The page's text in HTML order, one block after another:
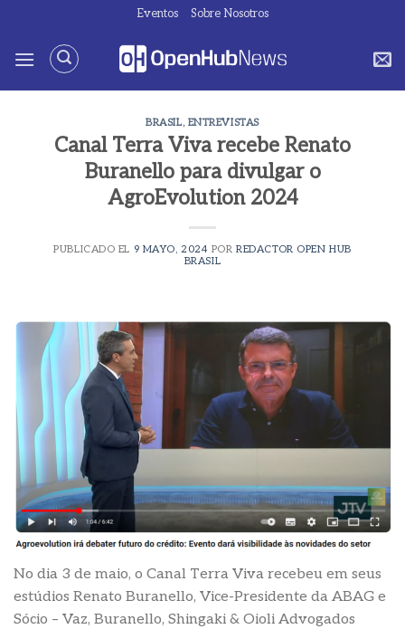
contenido
Eventos Sobre Nosotros
BRASIL, ENTREVISTAS
Canal Terra Viva recebe Renato
Buranello para divulgar o
AgroEvolution 2024
PUBLICADO EL 9 MAYO, 2024 PORREDACTOR OPEN HUB
BRASIL
No dia 3 de maio, o Canal Terra Viva recebeu em seus
estúdios Renato Buranello, Vice-Presidente da ABAG e
Sócio – Vaz, Buranello, Shingaki & Oioli Advogados